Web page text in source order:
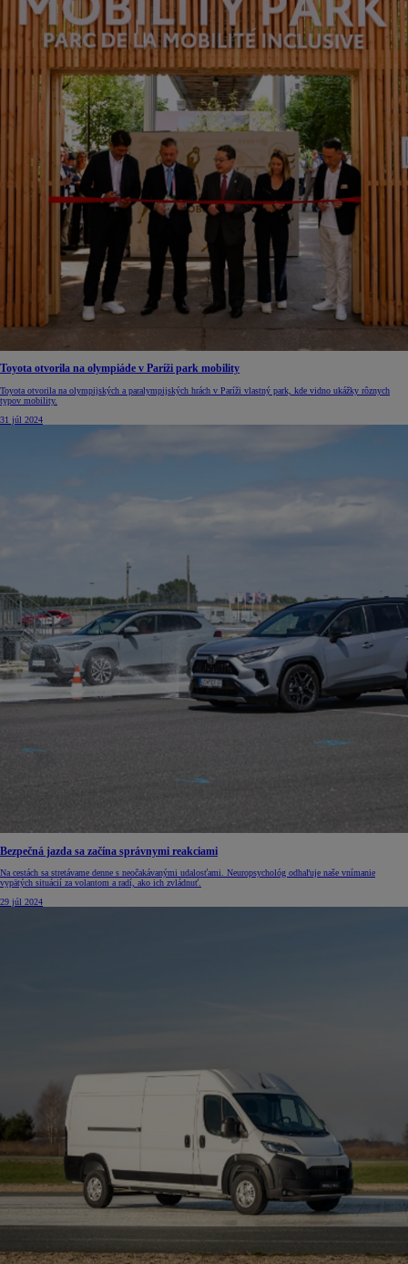
Toyota otvorila na olympiáde v Paríži park mobility
Toyota otvorila na olympijských a paralympijských hrách v Paríži vlastný park, kde vidno ukážky rôznych
typov mobility.
31 júl 2024
Bezpečná jazda sa začína správnymi reakciami
Na cestách sa stretávame denne s neočakávanými udalosťami. Neuropsychológ odhaľuje naše vnímanie
vypätých situácií za volantom a radí, ako ich zvládnuť.
29 júl 2024